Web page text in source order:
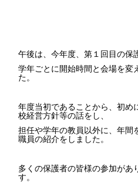
午後は、今年度、第１回目の保
学年ごとに開始時間と会場を変
た。
年度当初であることから、初め
校経営方針等の話をし、
担任や学年の教員以外に、年間
職員の紹介をしました。
多くの保護者の皆様の参加があ
す。